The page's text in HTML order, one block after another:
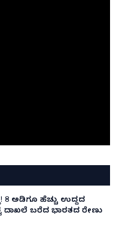
8 ಅಡಿಗೂ ಹೆಚ್ಚು ಉದ್ದದ
ದಾಖಲೆ ಬರೆದ ಭಾರತದ ರೇಣು